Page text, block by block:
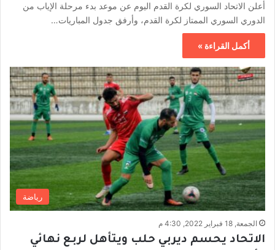
أعلن الاتحاد السوري لكرة القدم اليوم عن موعد بدء مرحلة الإياب من
الدوري السوري الممتاز لكرة القدم، وأرفق جدول المباريات…
أكمل القراءة »
رياضة
الجمعة, 18 فبراير 2022, 4:30 م
الاتحاد يحسم ديربي حلب ويتأهل لربع نهائي